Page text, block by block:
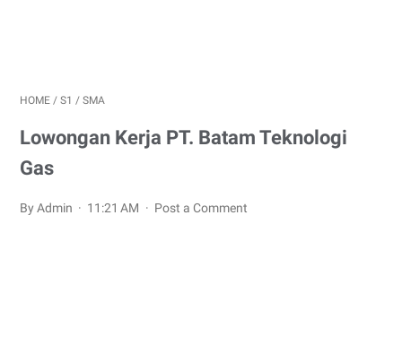
HOME / S1 / SMA
Lowongan Kerja PT. Batam Teknologi
Gas
By Admin 11:21 AM Post a Comment